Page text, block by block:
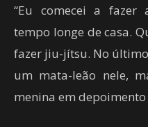
“Eu comecei a fazer
tempo longe de casa.
fazer jiu-jítsu. No
um mata-leão nele,
menina em